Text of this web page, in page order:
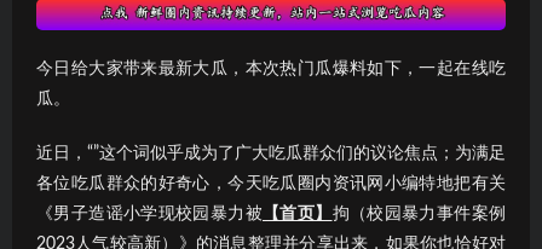
今日给大家带来最新大瓜，本次热门瓜爆料如下，一起在线吃
瓜。
近日，“”这个词似乎成为了广大吃瓜群众们的议论焦点；为满足
各位吃瓜群众的好奇心，今天吃瓜圈内资讯网小编特地把有关
《男子造谣小学现校园暴力被 【首页】 拘（校园暴力事件案例
2023人气较高新）》的消息整理并分享出来，如果你也恰好对